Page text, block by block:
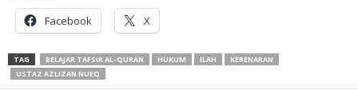
Facebook X
TAG BELAJAR TAFSIR AL-QURAN HUKUM ILAH
KEBENARAN
USTAZ AZLIZAN NUEQ